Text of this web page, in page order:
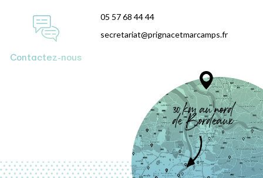
Contactez-nous
05 57 68 44 44
secretariat@prignacetmarcamps.fr